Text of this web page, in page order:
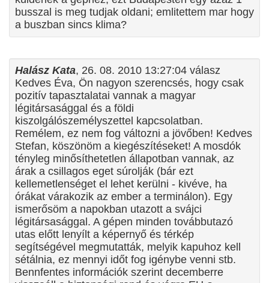
busszal is meg tudjak oldani; emlitettem mar hogy
a buszban sincs klima?
Halász Kata, 26. 08. 2010 13:27:04 válasz
Kedves Éva, Ön nagyon szerencsés, hogy csak
pozitív tapasztalatai vannak a magyar
légitársasággal és a földi
kiszolgálószemélyszettel kapcsolatban.
Remélem, ez nem fog változni a jövőben! Kedves
Stefan, köszönöm a kiegészítéseket! A mosdók
tényleg minősíthetetlen állapotban vannak, az
árak a csillagos eget súrolják (bár ezt
kellemetlenséget el lehet kerülni - kivéve, ha
órákat várakozik az ember a terminálon). Egy
ismerősöm a napokban utazott a svájci
légitársasággal. A gépen minden továbbutazó
utas előtt lenyílt a képernyő és térkép
segítségével megmutatták, melyik kapuhoz kell
sétálnia, ez mennyi időt fog igénybe venni stb.
Bennfentes információk szerint decemberre